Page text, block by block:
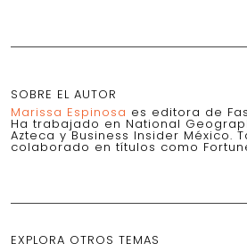
SOBRE EL AUTOR
Marissa Espinosa es editora de
Ha trabajado en National
Azteca y Business Insider México.
colaborado en títulos como
EXPLORA OTROS TEMAS